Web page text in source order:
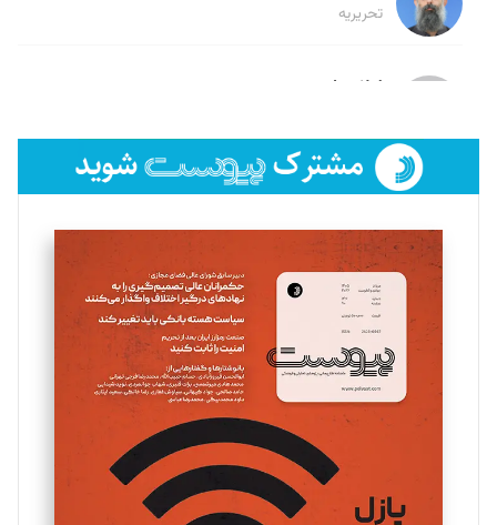
تحریریه
لیلا حنارود
فائزه فتحی رستمی
تحریریه
سروش کرمیان
تحریریه
مینا پاکدل
یسنا امان‌پور